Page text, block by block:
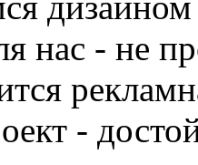
нас - не
-